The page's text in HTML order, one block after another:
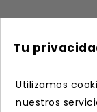
Tu
Utilizamos
nuestros